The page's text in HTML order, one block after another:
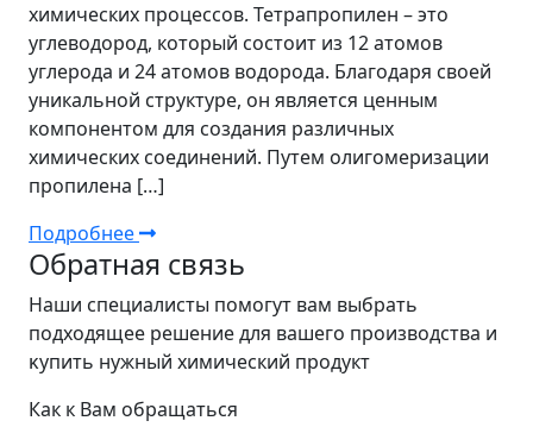
химических процессов. Тетрапропилен – это
углеводород, который состоит из 12 атомов
углерода и 24 атомов водорода. Благодаря своей
уникальной структуре, он является ценным
компонентом для создания различных
химических соединений. Путем олигомеризации
пропилена […]
Подробнее
Обратная связь
Наши специалисты помогут вам выбрать
подходящее решение для вашего производства и
ĸупить нужный химический продукт
Как к Вам обращаться